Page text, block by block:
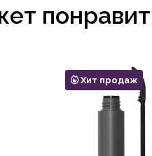
Хит продаж